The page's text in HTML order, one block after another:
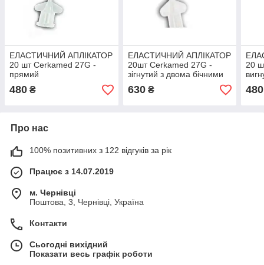
ЕЛАСТИЧНИЙ АПЛІКАТОР
20 шт Cerkamed 27G -
прямий
480 ₴
ЕЛАСТИЧНИЙ АПЛІКАТОР
20шт Cerkamed 27G -
зігнутий з двома бічними
отворами
630₴
20
480
Про нас
100% позитивних з 122 відгуків за рік
Працює з 14.07.2019
м. Чернівці
Поштова, 3, Чернівці, Україна
Контакти
Сьогодні вихідний
Показати весь графік роботи